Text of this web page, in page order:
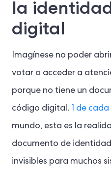
la
digital
Imagínese no poder
votar o acceder a
porque no tiene un
código digital.
1 de
mundo, esta es la
documento de
invisibles para muchos